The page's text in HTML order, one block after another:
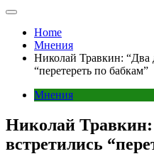
Home
Мнения
Николай Травкин: “Два
“перетереть по бабкам”
Мнения
Николай
встретились